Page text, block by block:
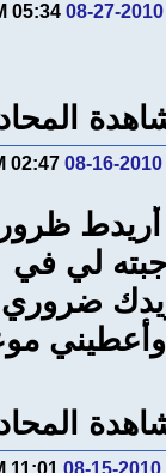
08-27-2010
05:34 AM
08-16-2010
02:47 PM
أريدط
لي في
ضروري
08-15-2010
11:01 PM